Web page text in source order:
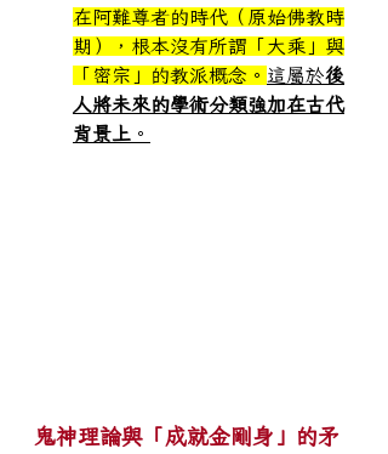
在阿難尊者的時代（原始佛教時
期），根本沒有所謂「大乘」與
「密宗」的教派概念。 這屬於後
人將未來的學術分類強加在古代
背景上 。
鬼神理論與「成就金剛身」的矛